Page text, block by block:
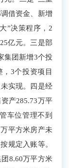
借资金
新增
”决策程序 ，2
亿元。 三是部
集团新增3个投
，3个投资项目
实现。 四是经
产285.73万平
车位管理不到
平方米房产未
规定入账等。
8.60万平方米